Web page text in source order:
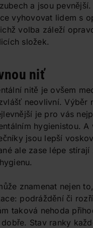
a jsou
vyhovovat lidem s
volba záleží
složek.
niť
nitě je ovšem
neovlivní. Výběr
je pro vás
hygienistou.
jsou lepší
ale zase lépe
znamenat nejen
podráždění či
taková nehoda
Stav ranky